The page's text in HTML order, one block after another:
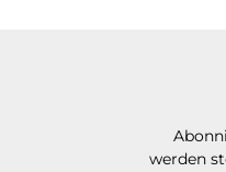
werden